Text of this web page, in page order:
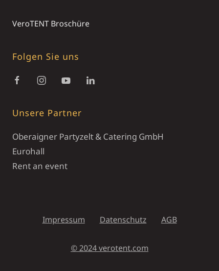
VeroTENT Broschüre
Folgen Sie uns
Unsere Partner
Oberaigner Partyzelt & Catering GmbH
Eurohall
Rent an event
Impressum Datenschutz AGB
© 2024 verotent.com